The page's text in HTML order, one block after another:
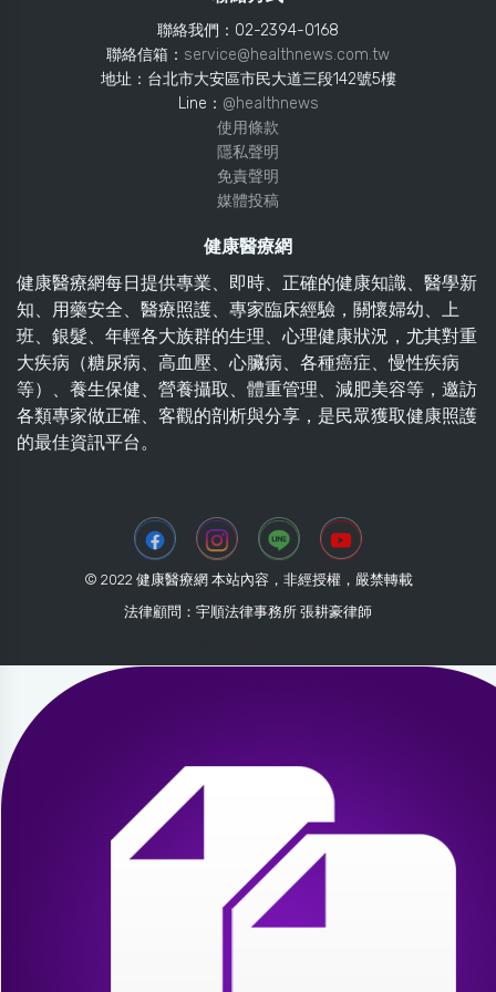
聯絡我們：02-2394-0168
聯絡信箱： service@healthnews.com.tw
地址：台北市大安區市民大道三段142號5樓
Line： @healthnews
使用條款
隱私聲明
免責聲明
媒體投稿
健康醫療網
健康醫療網每日提供專業、即時、正確的健康知識、醫學新
知、用藥安全、醫療照護、專家臨床經驗，關懷婦幼、上
班、銀髮、年輕各大族群的生理、心理健康狀況，尤其對重
大疾病（糖尿病、高血壓、心臟病、各種癌症、慢性疾病
等）、養生保健、營養攝取、體重管理、減肥美容等，邀訪
各類專家做正確、客觀的剖析與分享，是民眾獲取健康照護
的最佳資訊平台。
© 2022 健康醫療網 本站內容，非經授權，嚴禁轉載
法律顧問：宇順法律事務所 張耕豪律師